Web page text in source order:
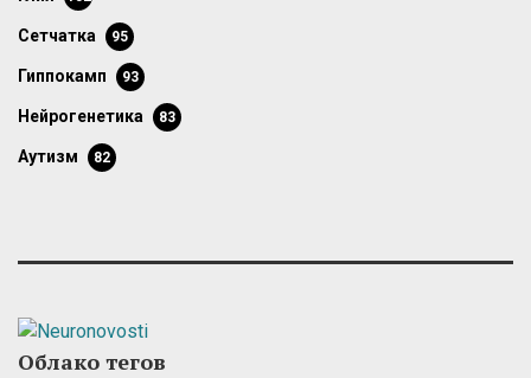
сетчатка 95
гиппокамп 93
нейрогенетика 83
аутизм 82
Облако тегов